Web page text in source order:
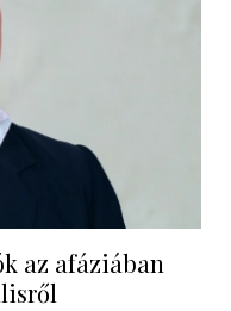
az afáziában